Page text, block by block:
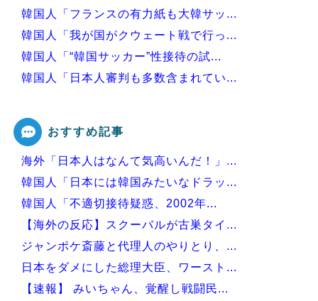
韓国人「フランスの有力紙も大韓サッ...
韓国人「我が国がクウェート戦で行っ...
韓国人「“韓国サッカー”性接待の試...
韓国人「日本人審判も多数含まれてい...
Powered by livedoor 相互RSS
おすすめ記事
海外「日本人はなんて気高いんだ！」...
韓国人「日本には韓国みたいなドラッ...
韓国人「不適切接待疑惑、2002年...
【海外の反応】スクーバルが古巣タイ...
ジャンポケ斎藤と代理人のやりとり、...
日本をダメにした総理大臣、ワースト...
【速報】 みいちゃん、覚醒し戦闘民...